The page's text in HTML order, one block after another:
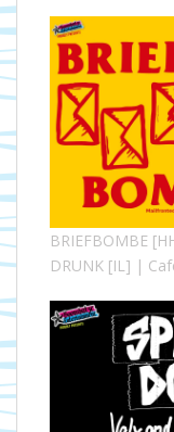
BRIEFBOMBE
DRUNK [IL] |